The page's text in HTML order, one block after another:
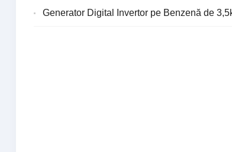
Generator Digital Invertor pe Benzenă de